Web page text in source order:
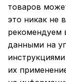
товаров
это никак не
рекомендуем
данными на
их